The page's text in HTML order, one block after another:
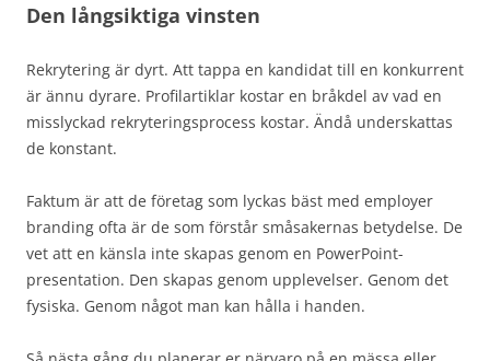
Den långsiktiga vinsten
Rekrytering är dyrt. Att tappa en kandidat till en konkurrent
är ännu dyrare. Profilartiklar kostar en bråkdel av vad en
misslyckad rekryteringsprocess kostar. Ändå underskattas
de konstant.
Faktum är att de företag som lyckas bäst med employer
branding ofta är de som förstår småsakernas betydelse. De
vet att en känsla inte skapas genom en PowerPoint-
presentation. Den skapas genom upplevelser. Genom det
fysiska. Genom något man kan hålla i handen.